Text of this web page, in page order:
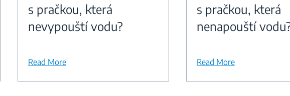
s pračkou, která
nevypouští vodu?
Read More
s pračkou, která
nenapouští
Read More